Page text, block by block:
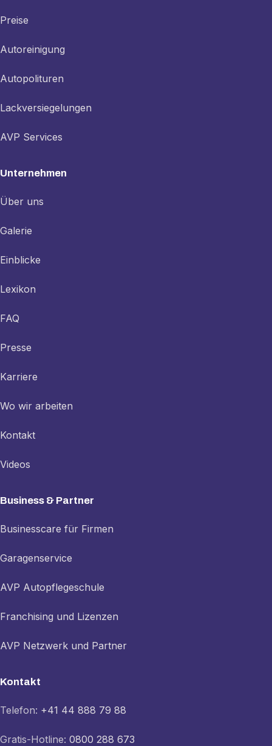
Preise
Autoreinigung
Autopolituren
Lackversiegelungen
AVP Services
Unternehmen
Über uns
Galerie
Einblicke
Lexikon
FAQ
Presse
Karriere
Wo wir arbeiten
Kontakt
Videos
Business & Partner
Businesscare für Firmen
Garagenservice
AVP Autopflegeschule
Franchising und Lizenzen
AVP Netzwerk und Partner
Kontakt
Telefon: +41 44 888 79 88
Gratis-Hotline: 0800 288 673